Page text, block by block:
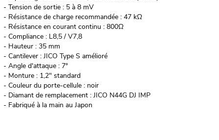
- Tension de sortie : 5 à 8 mV
- Résistance de charge recommandée : 47 kΩ
- Résistance en courant continu : 800Ω
- Compliance : L8,5 / V7,8
- Hauteur : 35 mm
- Cantilever : JICO Type S amélioré
- Angle d'attaque : 7°
- Monture : 1,2" standard
- Couleur du porte-cellule : noir
- Diamant de remplacement : JICO N44G DJ IMP
- Fabriqué à la main au Japon